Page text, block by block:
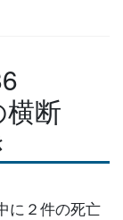
断
に２件の死亡